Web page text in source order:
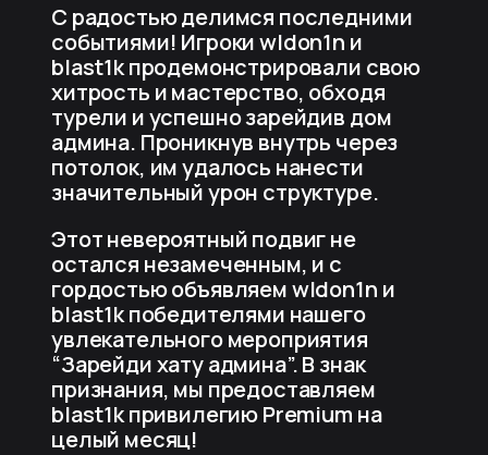
С радостью делимся последними
событиями! Игроки wIdon1n и
blast1k продемонстрировали свою
хитрость и мастерство, обходя
турели и успешно зарейдив дом
админа. Проникнув внутрь через
потолок, им удалось нанести
значительный урон структуре.
Этот невероятный подвиг не
остался незамеченным, и с
гордостью объявляем wIdon1n и
blast1k победителями нашего
увлекательного мероприятия
“Зарейди хату админа”. В знак
признания, мы предоставляем
blast1k привилегию Premium на
целый месяц!